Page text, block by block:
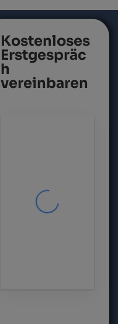
Kostenloses
Erstgespräc
h
vereinbaren